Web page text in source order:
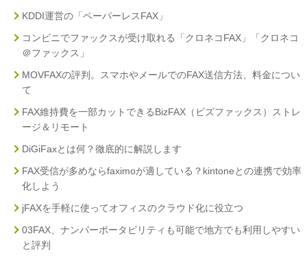
KDDI運営の「ペーパーレスFAX」
コンビニでファックスが受け取れる「クロネコFAX」「クロネコ
＠ファックス」
MOVFAXの評判。スマホやメールでのFAX送信方法、料金につい
て
FAX維持費を一部カットできるBizFAX（ビズファックス）ストレ
ージ＆リモート
DiGiFaxとは何？徹底的に解説します
FAX受信が多めならfaximoが適している？kintoneとの連携で効率
化しよう
jFAXを手軽に使ってオフィスのクラウド化に役立つ
03FAX、ナンバーポータビリティも可能で地方でも利用しやすい
と評判